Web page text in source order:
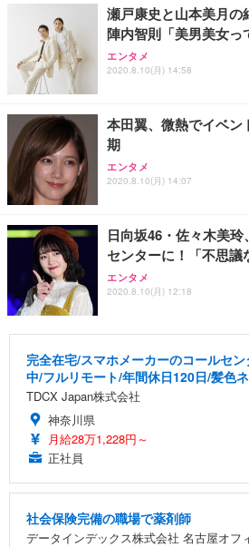
瀬戸康史と山本美月の
陣内智則「美男美女っ
エンタメ
2020.8.10(月) 14:58
本田翼、微熱でイベ
期
エンタメ
2020.8.10(月) 14:07
日向坂46・佐々木美
センターに！「不思議
エンタメ
2020.8.10(月) 12:18
完全在宅/スマホメーカーのコールセ
中/フルリモート/年間休日120日/髪色
TDCX Japan株式会社
神奈川県
月給28万1,228円～
正社員
社会保険完備の職場で薬剤師
データインデックス株式会社 名古屋オフ